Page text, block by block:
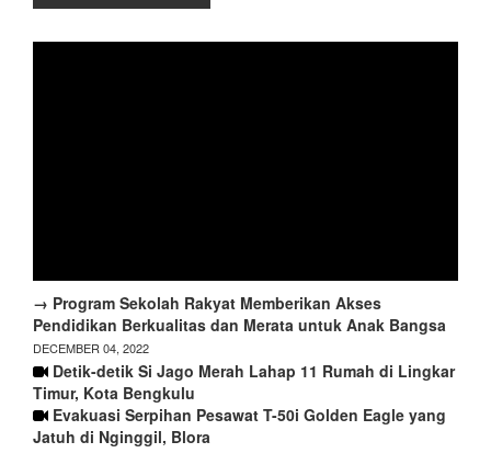
→ Program Sekolah Rakyat Memberikan Akses
Pendidikan Berkualitas dan Merata untuk Anak Bangsa
DECEMBER 04, 2022
Detik-detik Si Jago Merah Lahap 11 Rumah di Lingkar
Timur, Kota Bengkulu
Evakuasi Serpihan Pesawat T-50i Golden Eagle yang
Jatuh di Nginggil, Blora